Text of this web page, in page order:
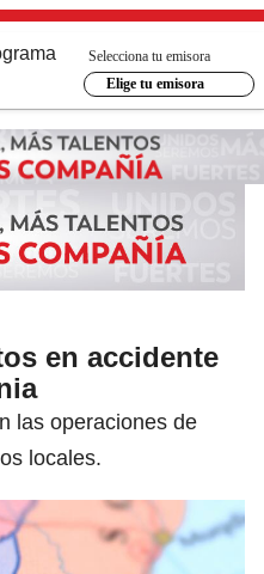
Selecciona tu emisora
Elige tu emisora
en accidente
las operaciones de
locales.